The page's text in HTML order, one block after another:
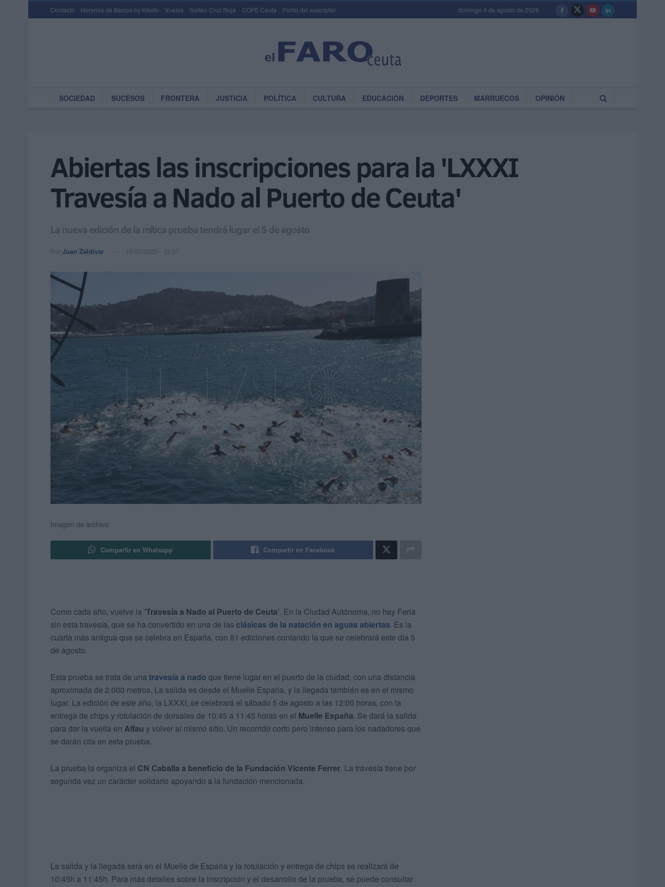
Contacto Horarios de Barcos by Kikoto Vuelos Sorteo Cruz Roja COPE Ceuta Portal del suscriptor domingo 9 de agosto de 2026
SOCIEDAD SUCESOS FRONTERA JUSTICIA POLÍTICA CULTURA EDUCACIÓN DEPORTES MARRUECOS OPINIÓN
Abiertas las inscripciones para la 'LXXXI
Travesía a Nado al Puerto de Ceuta'
La nueva edición de la mítica prueba tendrá lugar el 5 de agosto
Por Juan Zaldívar 15/07/2025 - 12:37
Imagen de archivo
Compartir en Whatsapp Compartir en Facebook
Como cada año, vuelve la ‘Travesía a Nado al Puerto de Ceuta’. En la Ciudad Autónoma, no hay Feria
sin esta travesía, que se ha convertido en una de las clásicas de la natación en aguas abiertas. Es la
cuarta más antigua que se celebra en España, con 81 ediciones contando la que se celebrará este día 5
de agosto.
Esta prueba se trata de una travesía a nado que tiene lugar en el puerto de la ciudad, con una distancia
aproximada de 2.000 metros. La salida es desde el Muelle España, y la llegada también es en el mismo
lugar. La edición de este año, la LXXXI, se celebrará el sábado 5 de agosto a las 12:00 horas, con la
entrega de chips y rotulación de dorsales de 10:45 a 11:45 horas en el Muelle España. Se dará la salida
para dar la vuelta en Alfau y volver al mismo sitio. Un recorrido corto pero intenso para los nadadores que
se darán cita en esta prueba.
La prueba la organiza el CN Caballa a beneficio de la Fundación Vicente Ferrer. La travesía tiene por
segunda vez un carácter solidario apoyando a la fundación mencionada.
La salida y la llegada será en el Muelle de España y la rotulación y entrega de chips se realizará de
10:45h a 11:45h. Para más detalles sobre la inscripción y el desarrollo de la prueba, se puede consultar